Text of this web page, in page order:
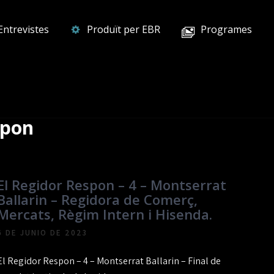
Produït per EBR Programes
Regidor Respon – 4 – Montserrat
– Regidora de Comerç,
Règim Intern i Hisenda.
DE JUNIO DE 2023
Regidor Respon – 4 – Montserrat Ballarin – Final de